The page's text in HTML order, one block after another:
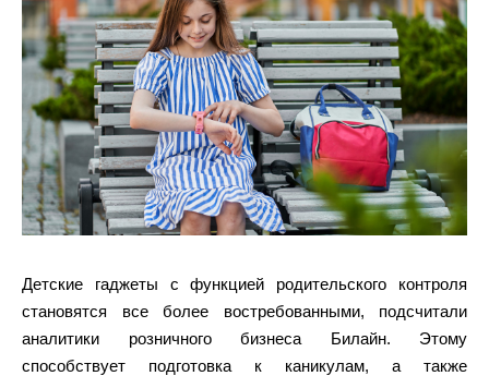
Детские гаджеты с функцией родительского контроля
становятся все более востребованными, подсчитали
аналитики розничного бизнеса Билайн. Этому
способствует подготовка к каникулам, а также